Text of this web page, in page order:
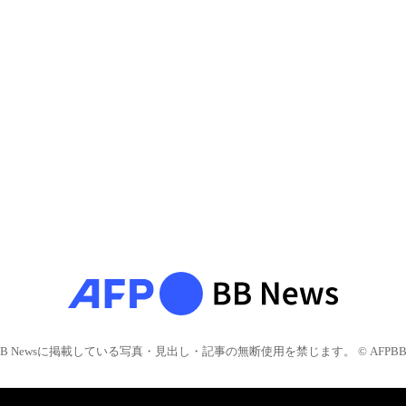
Newsに掲載している写真・見出し・記事の無断使用を禁じます。 © AFPBB